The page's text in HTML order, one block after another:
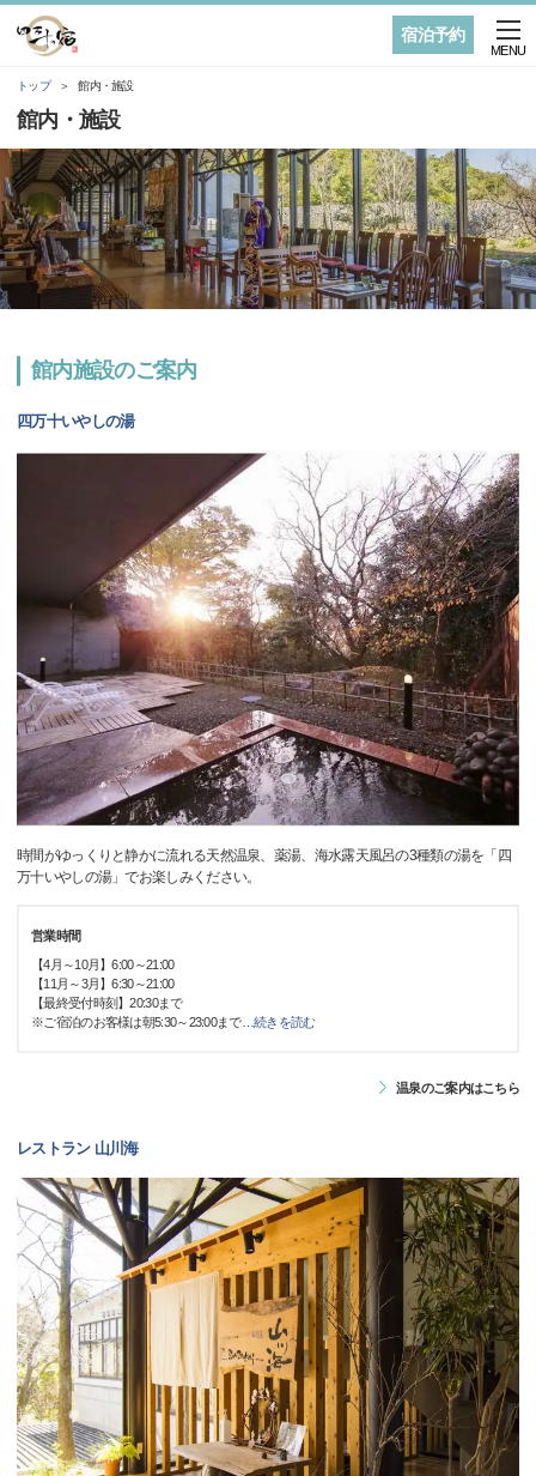
宿泊予約
MENU
トップ 館内・施設
館内・施設
館内施設のご案内
四万十いやしの湯
時間がゆっくりと静かに流れる天然温泉、薬湯、海水露天風呂の3種類の湯を「四
万十いやしの湯」でお楽しみください。
営業時間
【4月～10月】6:00～21:00
【11月～3月】6:30～21:00
【最終受付時刻】20:30まで
※ご宿泊のお客様は朝5:30～23:00まで… 続きを読む
温泉のご案内はこちら
レストラン 山川海